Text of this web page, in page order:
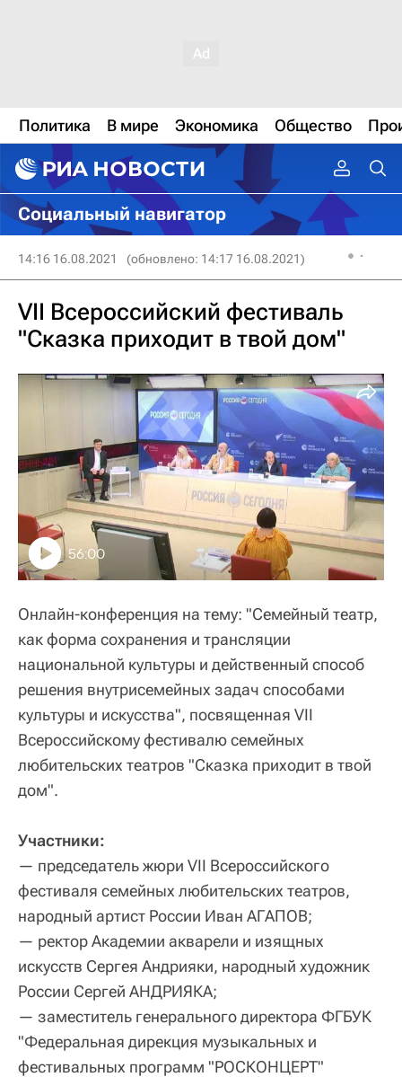
Политика В мире Экономика Общество
Социальный навигатор
14:16 16.08.2021 (обновлено: 14:17 16.08.2021)
VII Всероссийский фестиваль
"Сказка приходит в твой дом"
56:00
Онлайн-конференция на тему: "Семейный театр,
как форма сохранения и трансляции
национальной культуры и действенный способ
решения внутрисемейных задач способами
культуры и искусства", посвященная VII
Всероссийскому фестивалю семейных
любительских театров "Сказка приходит в твой
дом".
Участники:
— председатель жюри VII Всероссийского
фестиваля семейных любительских театров,
народный артист России Иван АГАПОВ;
— ректор Академии акварели и изящных
искусств Сергея Андрияки, народный художник
России Сергей АНДРИЯКА;
— заместитель генерального директора ФГБУК
"Федеральная дирекция музыкальных и
фестивальных программ "РОСКОНЦЕРТ"